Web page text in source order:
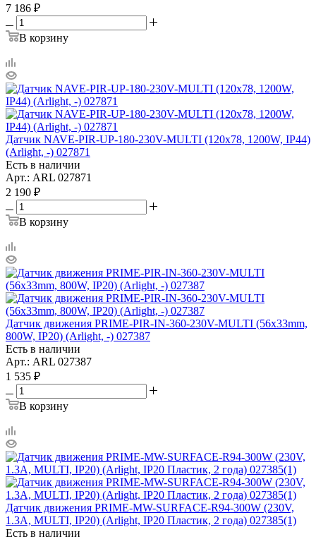
7 186 ₽
В корзину
Датчик NAVE-PIR-UP-180-230V-MULTI (120x78, 1200W, IP44)
(Arlight, -) 027871
Есть в наличии
Арт.: ARL 027871
2 190 ₽
В корзину
Датчик движения PRIME-PIR-IN-360-230V-MULTI (56x33mm,
800W, IP20) (Arlight, -) 027387
Есть в наличии
Арт.: ARL 027387
1 535 ₽
В корзину
Датчик движения PRIME-MW-SURFACE-R94-300W (230V,
1.3A, MULTI, IP20) (Arlight, IP20 Пластик, 2 года) 027385(1)
Есть в наличии